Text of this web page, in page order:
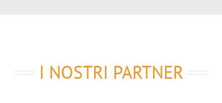
I NOSTRI PARTNER